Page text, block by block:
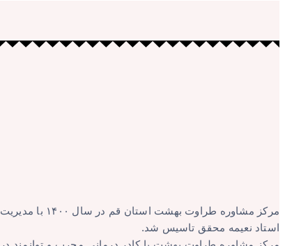
مرکز مشاوره طراوت بهشت استان قم در سال ۱۴۰۰ با مدیریت
استاد نعیمه محقق تاسیس شد.